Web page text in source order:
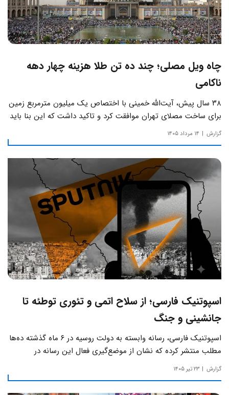
چاه ویل مصلی؛ چند ده تن طلا هزینه چهار دهه
ناکامی
۳۸ سال پیش، آیت‌الله خمینی با اختصاص یک میلیون مترمربع زمین
برای ساخت مصلای تهران موافقت کرد و تاکید داشت که این بنا باید
به دور از زرق‌وبرق و یادآور سادگی مساجد صدر اسلام باشد.
گزارش ۱۴ مرداد ۱۴۰۵
اسپوتنیک فارسی؛ از سلاح اتمی و تئوری توطئه تا
جانشینی و جنگ
اسپوتنیک فارسی، رسانه وابسته به دولت روسیه در ۶ ماه گذشته ده‌ها
مطلب منتشر کرده که نشان از موضع‌گیری فعال این رسانه‌ در
حساس‌ترین مسائل چالش‌های داخلی ایران دارد.
گزارش ۲۳ تیر ۱۴۰۵